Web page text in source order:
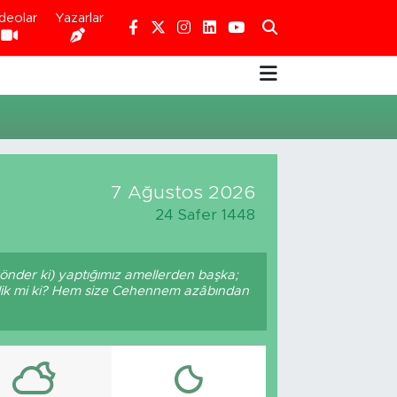
Yazarlar
7 Ağustos 2026
24 Safer 1448
ki) yaptığımız amellerden başka;
mi ki? Hem size Cehennem azâbından